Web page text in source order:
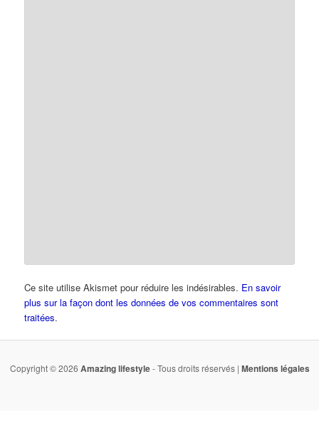
Ce site utilise Akismet pour réduire les indésirables. En savoir
plus sur la façon dont les données de vos commentaires sont
traitées.
Copyright © 2026 Amazing lifestyle- Tous droits réservés | Mentions légales